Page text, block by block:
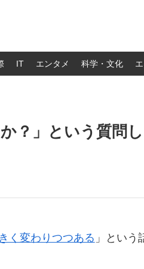
IT エンタメ 科学・文化
？」という質問
く変わりつつある 」という